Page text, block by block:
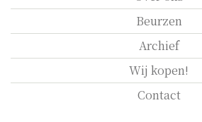
Beurzen
Archief
Wij kopen!
Contact